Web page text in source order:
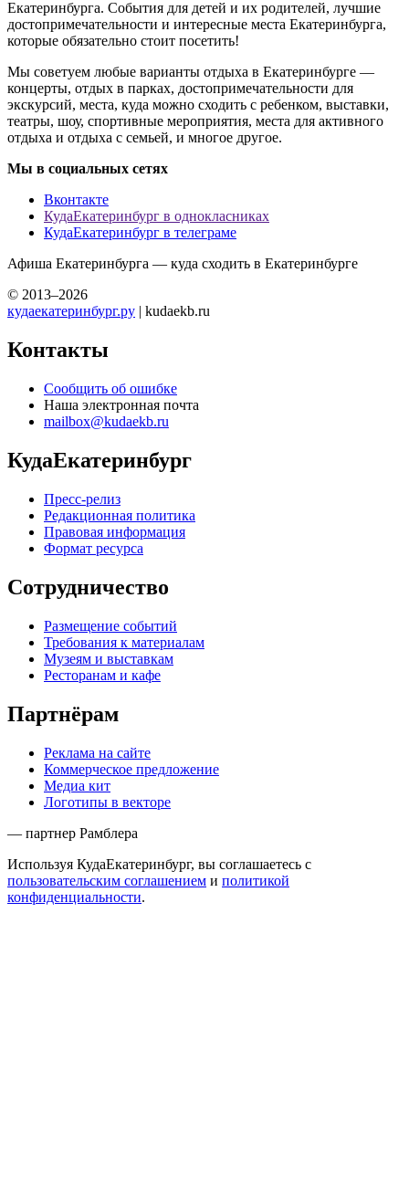
Екатеринбурга. События для детей и их родителей, лучшие
достопримечательности и интересные места Екатеринбурга,
которые обязательно стоит посетить!
Мы советуем любые варианты отдыха в Екатеринбурге —
концерты, отдых в парках, достопримечательности для
экскурсий, места, куда можно сходить с ребенком, выставки,
театры, шоу, спортивные мероприятия, места для активного
отдыха и отдыха с семьей, и многое другое.
Мы в социальных сетях
Вконтакте
КудаЕкатеринбург в однокласниках
КудаЕкатеринбург в телеграме
Афиша Екатеринбурга — куда сходить в Екатеринбурге
© 2013–2026
кудаекатеринбург.ру | kudaekb.ru
Контакты
Сообщить об ошибке
Наша электронная почта
mailbox@kudaekb.ru
КудаЕкатеринбург
Пресс-релиз
Редакционная политика
Правовая информация
Формат ресурса
Сотрудничество
Размещение событий
Требования к материалам
Музеям и выставкам
Ресторанам и кафе
Партнёрам
Реклама на сайте
Коммерческое предложение
Медиа кит
Логотипы в векторе
— партнер Рамблера
Используя КудаЕкатеринбург, вы соглашаетесь с
пользовательским соглашением и политикой
конфиденциальности.